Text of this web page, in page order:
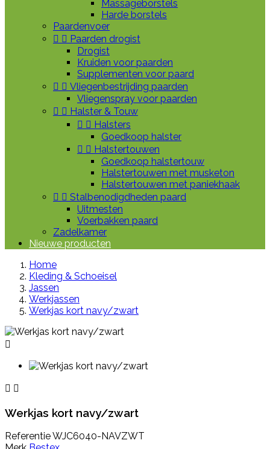
Massageborstels
Harde borstels
Paardenvoer
  Paarden drogist
Drogist
Kruiden voor paarden
Supplementen voor paard
  Vliegenbestrijding paarden
Vliegenspray voor paarden
  Halster & Touw
  Halsters
Goedkoop halster
  Halstertouwen
Goedkoop halstertouw
Halstertouwen met musketon
Halstertouwen met paniekhaak
  Stalbenodigdheden paard
Uitmesten
Voerbakken paard
Zadelkamer
Nieuwe producten
Home
Kleding & Schoeisel
Jassen
Werkjassen
Werkjas kort navy/zwart

 
Werkjas kort navy/zwart
ReferentieWJC6040-NAVZWT